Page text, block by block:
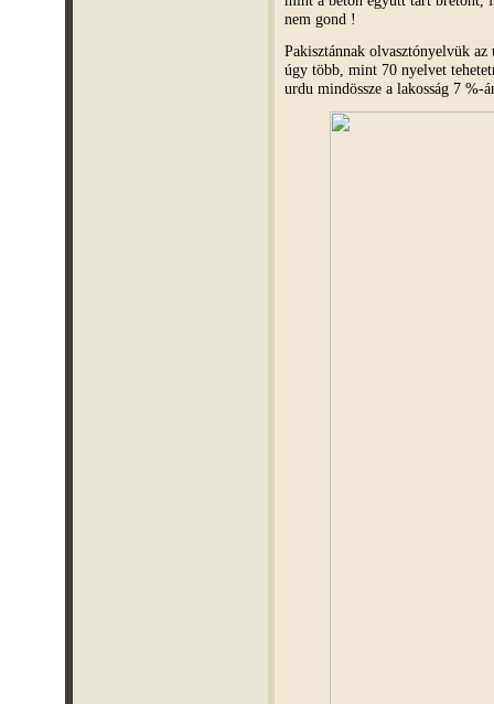
nem gond !
Pakisztánnak olvasztónyelvük
úgy több, mint 70 nyelvet
urdu mindössze a lakosság 7 %-